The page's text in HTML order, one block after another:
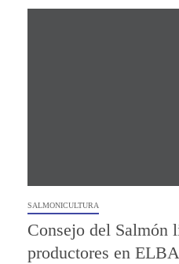
SALMONICULTURA
Consejo del Salmón
productores en